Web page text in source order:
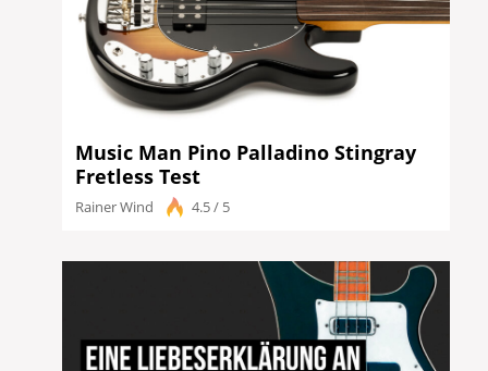
Music Man Pino Palladino Stingray
Fretless Test
Rainer Wind 4.5 / 5